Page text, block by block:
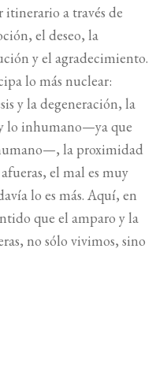
a través de
el deseo, la
y el agradecimiento.
lo más nuclear:
y la degeneración, la
lo inhumano—ya que
la proximidad
el mal es muy
lo es más. Aquí, en
que el amparo y la
no sólo vivimos, sino